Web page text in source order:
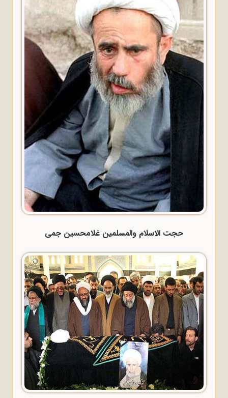
حجت الاسلام والمسلمین غلامحسین جمی